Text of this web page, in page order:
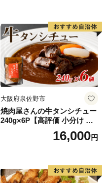
ー ギフト お取り寄せ 日高市
大阪府泉佐野市
焼肉屋さんの牛タンシチュー
240g×6P【高評価 小分け 惣
菜 牛たん 一人暮らし 冷凍】
16,000円